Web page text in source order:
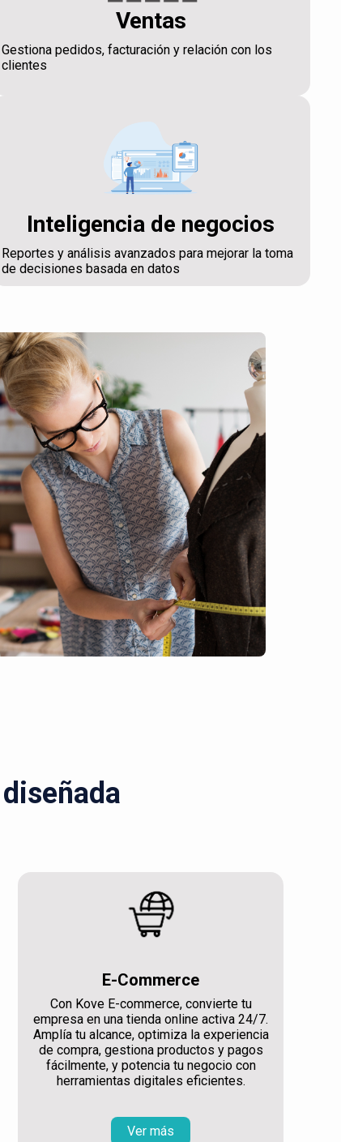
Ventas
Gestiona pedidos, facturación y relación con los
clientes
Inteligencia de negocios
Reportes y análisis avanzados para mejorar la toma
de decisiones basada en datos
E-Commerce
Con Kove E-commerce, convierte tu
empresa en una tienda online activa 24/7.
Amplía tu alcance, optimiza la experiencia
de compra, gestiona productos y pagos
fácilmente, y potencia tu negocio con
herramientas digitales eficientes.
Ver más